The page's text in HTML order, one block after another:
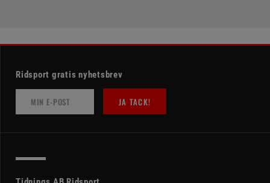
Ridsport gratis nyhetsbrev
JA TACK!